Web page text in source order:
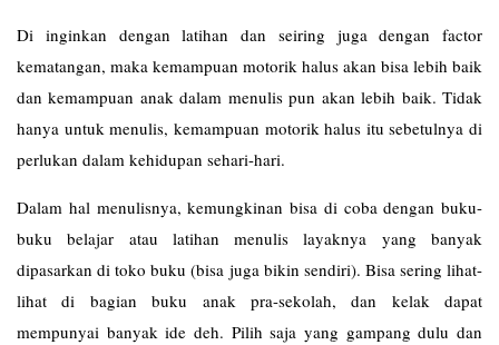
Di inginkan dengan latihan dan seiring juga dengan factor
kematangan, maka kemampuan motorik halus akan bisa lebih baik
dan kemampuan anak dalam menulis pun akan lebih baik. Tidak
hanya untuk menulis, kemampuan motorik halus itu sebetulnya di
perlukan dalam kehidupan sehari-hari.
Dalam hal menulisnya, kemungkinan bisa di coba dengan buku-
buku belajar atau latihan menulis layaknya yang banyak
dipasarkan di toko buku (bisa juga bikin sendiri). Bisa sering lihat-
lihat di bagian buku anak pra-sekolah, dan kelak dapat
mempunyai banyak ide deh. Pilih saja yang gampang dulu dan